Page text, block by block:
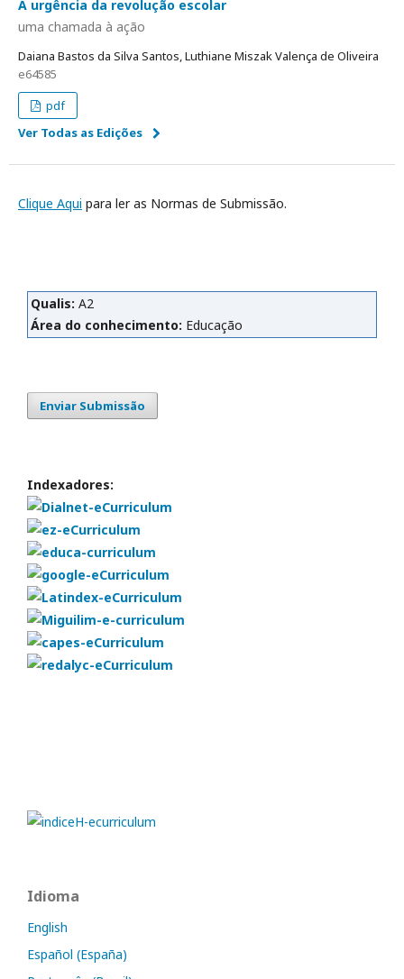
A urgência da revolução escolar
uma chamada à ação
Daiana Bastos da Silva Santos, Luthiane Miszak Valença de Oliveira
e64585
pdf
Ver Todas as Edições
Clique Aqui para ler as Normas de Submissão.
Qualis: A2
Área do conhecimento: Educação
Enviar Submissão
Indexadores:
Idioma
English
Español (España)